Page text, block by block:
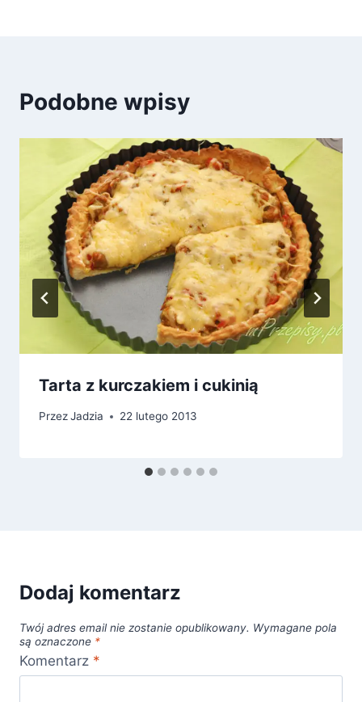
Podobne wpisy
Tarta z kurczakiem i cukinią
PrzezJadzia 22 lutego 2013
Dodaj komentarz
Twój adres email nie zostanie opublikowany. Wymagane pola
są oznaczone *
Komentarz *